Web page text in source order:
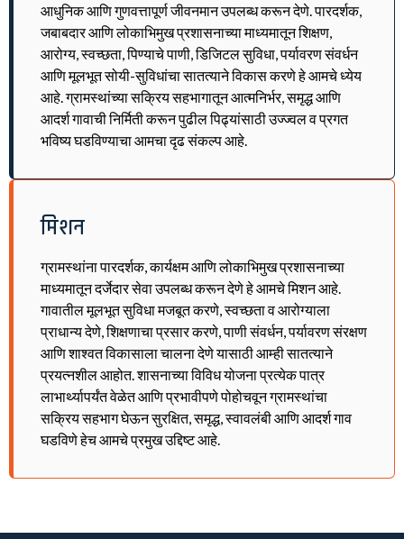
आधुनिक आणि गुणवत्तापूर्ण जीवनमान उपलब्ध करून देणे. पारदर्शक,
जबाबदार आणि लोकाभिमुख प्रशासनाच्या माध्यमातून शिक्षण,
आरोग्य, स्वच्छता, पिण्याचे पाणी, डिजिटल सुविधा, पर्यावरण संवर्धन
आणि मूलभूत सोयी-सुविधांचा सातत्याने विकास करणे हे आमचे ध्येय
आहे. ग्रामस्थांच्या सक्रिय सहभागातून आत्मनिर्भर, समृद्ध आणि
आदर्श गावाची निर्मिती करून पुढील पिढ्यांसाठी उज्ज्वल व प्रगत
भविष्य घडविण्याचा आमचा दृढ संकल्प आहे.
मिशन
ग्रामस्थांना पारदर्शक, कार्यक्षम आणि लोकाभिमुख प्रशासनाच्या
माध्यमातून दर्जेदार सेवा उपलब्ध करून देणे हे आमचे मिशन आहे.
गावातील मूलभूत सुविधा मजबूत करणे, स्वच्छता व आरोग्याला
प्राधान्य देणे, शिक्षणाचा प्रसार करणे, पाणी संवर्धन, पर्यावरण संरक्षण
आणि शाश्वत विकासाला चालना देणे यासाठी आम्ही सातत्याने
प्रयत्नशील आहोत. शासनाच्या विविध योजना प्रत्येक पात्र
लाभार्थ्यापर्यंत वेळेत आणि प्रभावीपणे पोहोचवून ग्रामस्थांचा
सक्रिय सहभाग घेऊन सुरक्षित, समृद्ध, स्वावलंबी आणि आदर्श गाव
घडविणे हेच आमचे प्रमुख उद्दिष्ट आहे.